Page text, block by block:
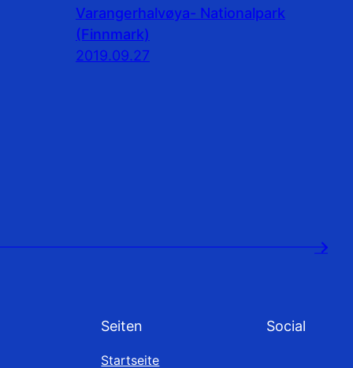
Varangerhalvøya- Nationalpark
(Finnmark)
2019.09.27
→
Seiten
Startseite
Social